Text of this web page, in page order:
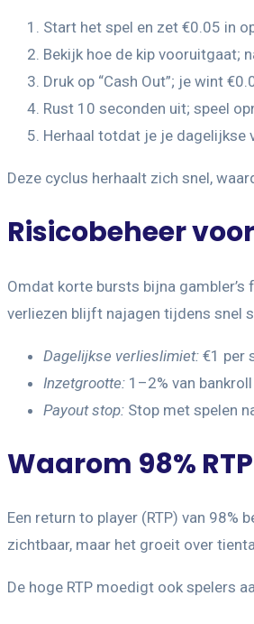
Start het spel en zet €0.05 in
Bekijk hoe de kip vooruitgaat;
Druk op “Cash Out”; je wint
Rust 10 seconden uit; speel
Herhaal totdat je je dagelijkse
Deze cyclus herhaalt zich snel,
Risicobeheer
Omdat korte bursts bijna
verliezen blijft najagen tijdens snel
Dagelijkse verlieslimiet: €1 per
Inzetgrootte: 1–2% van
Payout stop: Stop met spelen
Waarom 98%
Een return to player (RTP) van
zichtbaar, maar het groeit over
De hoge RTP moedigt ook spelers